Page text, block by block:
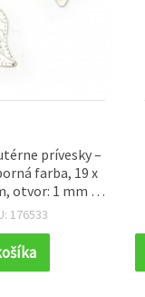
prívesky –
farba, 19 x
otvor: 1 mm –
50 ks
176533